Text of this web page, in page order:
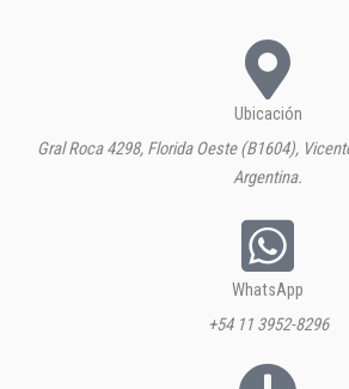
Ubicación
Gral Roca 4298, Florida Oeste (B1604),
Argentina.
WhatsApp
+54 11 3952-8296